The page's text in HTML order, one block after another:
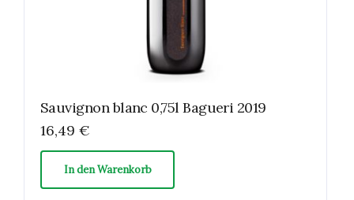
Sauvignon blanc 0,75l Bagueri 2019
16,49 €
In den Warenkorb